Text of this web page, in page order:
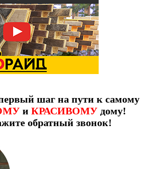
шаг на пути к самому
и КРАСИВОМУдому!
обратный звонок!